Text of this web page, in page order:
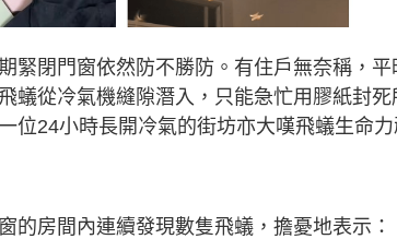
緊閉門窗依然防不勝防。有住戶無奈稱，
蟻從冷氣機縫隙潛入，只能急忙用膠紙封
位24小時長開冷氣的街坊亦大嘆飛蟻生命
的房間內連續發現數隻飛蟻，擔憂地表示